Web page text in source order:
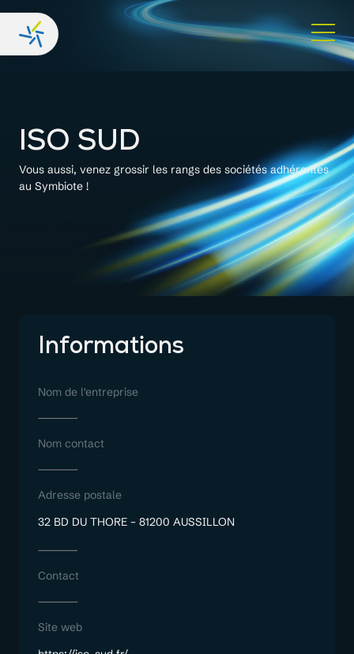
ISO SUD
Vous aussi, venez grossir les rangs des sociétés adhérentes
au Symbiote !
Informations
Nom de l'entreprise
Nom contact
Adresse postale
32 BD DU THORE – 81200 AUSSILLON
Contact
Site web